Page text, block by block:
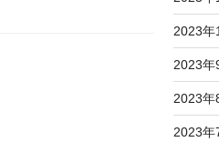
2023年
2023年
2023年
2023年